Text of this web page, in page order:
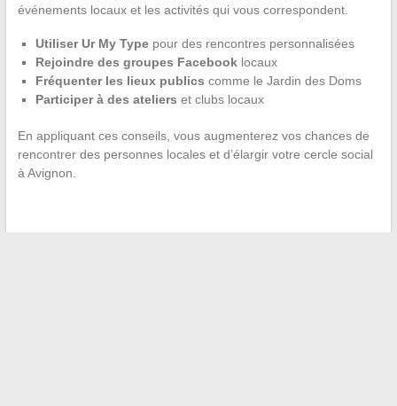
événements locaux et les activités qui vous correspondent.
Utiliser Ur My Typepour des rencontres personnalisées
Rejoindre des groupes Facebooklocaux
Fréquenter les lieux publics comme le Jardin des Doms
Participer à des ateliers et clubs locaux
En appliquant ces conseils, vous augmenterez vos chances de
rencontrer des personnes locales et d’élargir votre cercle social
à Avignon.